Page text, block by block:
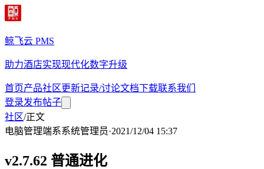
鲸飞云 PMS
助力酒店实现现代化数字升级
首页产品社区更新记录/讨论文档下载联系我们
登录发布帖子
社区/正文
电脑管理端系系统管理员·2021/12/04 15:37
v2.7.62 普通进化